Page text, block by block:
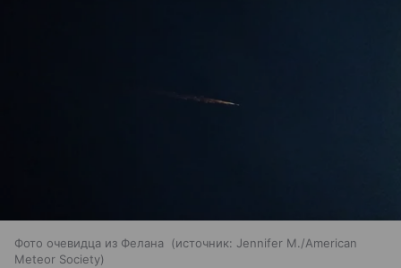
Фото очевидца из Фелана источник: Jennifer M./American
Meteor Society